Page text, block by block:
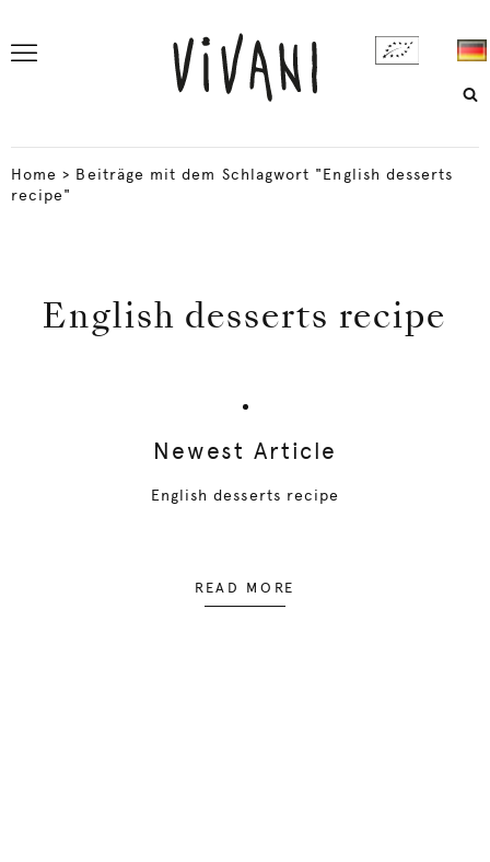
Home > Beiträge mit dem Schlagwort "English desserts
recipe"
English desserts recipe
Newest Article
English desserts recipe
READ MORE